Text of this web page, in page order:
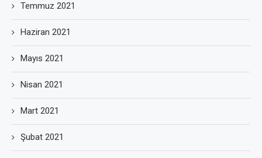
Temmuz 2021
Haziran 2021
Mayıs 2021
Nisan 2021
Mart 2021
Şubat 2021